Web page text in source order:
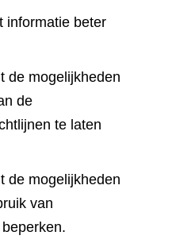
informatie beter
de mogelijkheden
de
te laten
de mogelijkheden
van